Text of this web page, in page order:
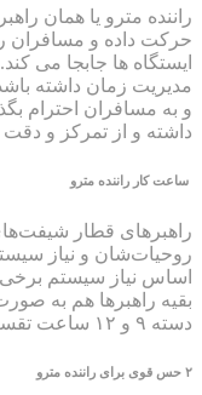
راننده مترو یا همان
حرکت داده و مسافران
ایستگاه ها جابجا می
مدیریت زمان داشته
و به مسافران احترام
داشته و از تمرکز و دقت
ساعت کار راننده مترو
راهبرهای قطار
اساس نیاز سیستم برخی
دسته ۹ و ۱۲ ساعت تقسیم می‌‎شوند.
۲ حس قوی برای راننده مترو